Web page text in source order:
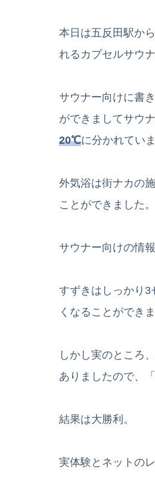
本日は五反田駅か
れるカプセルサウ
サウナー向けに書き
ができましてサウ
20℃に分かれていま
外気浴は街ナカの
ことができました。
サウナー向けの情
すずきはしっかり
くなることができま
しかし実のところ
ありましたので、
結果は大勝利。
実体験とネットの